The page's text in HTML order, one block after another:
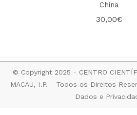
China
30,00€
© Copyright 2025 - CENTRO
MACAU, I.P. - Todos os Direitos
Dados e